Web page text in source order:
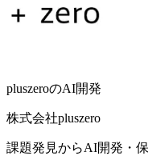
pluszeroのAI開発
株式会社pluszero
課題発見からAI開発・